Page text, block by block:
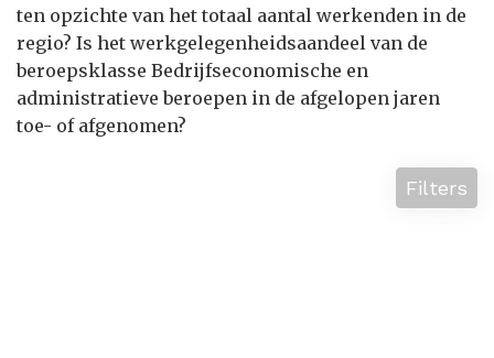
ten opzichte van het totaal aantal werkenden in de
regio? Is het werkgelegenheidsaandeel van de
beroepsklasse Bedrijfseconomische en
administratieve beroepen in de afgelopen jaren
toe- of afgenomen?
Filters